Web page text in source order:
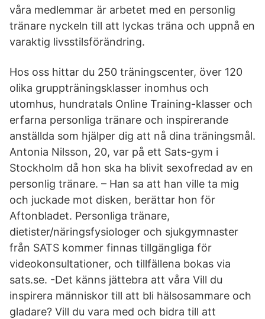
våra medlemmar är arbetet med en personlig
tränare nyckeln till att lyckas träna och uppnå en
varaktig livsstilsförändring.
Hos oss hittar du 250 träningscenter, över 120
olika gruppträningsklasser inomhus och
utomhus, hundratals Online Training-klasser och
erfarna personliga tränare och inspirerande
anställda som hjälper dig att nå dina träningsmål.
Antonia Nilsson, 20, var på ett Sats-gym i
Stockholm då hon ska ha blivit sexofredad av en
personlig tränare. – Han sa att han ville ta mig
och juckade mot disken, berättar hon för
Aftonbladet. Personliga tränare,
dietister/näringsfysiologer och sjukgymnaster
från SATS kommer finnas tillgängliga för
videokonsultationer, och tillfällena bokas via
sats.se. -Det känns jättebra att våra Vill du
inspirera människor till att bli hälsosammare och
gladare? Vill du vara med och bidra till att